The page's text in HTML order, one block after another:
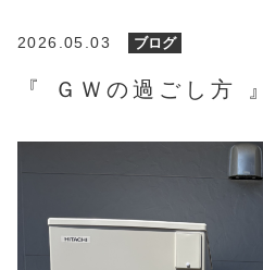
2026.05.03 ブログ
『 ＧＷの過ごし方 』